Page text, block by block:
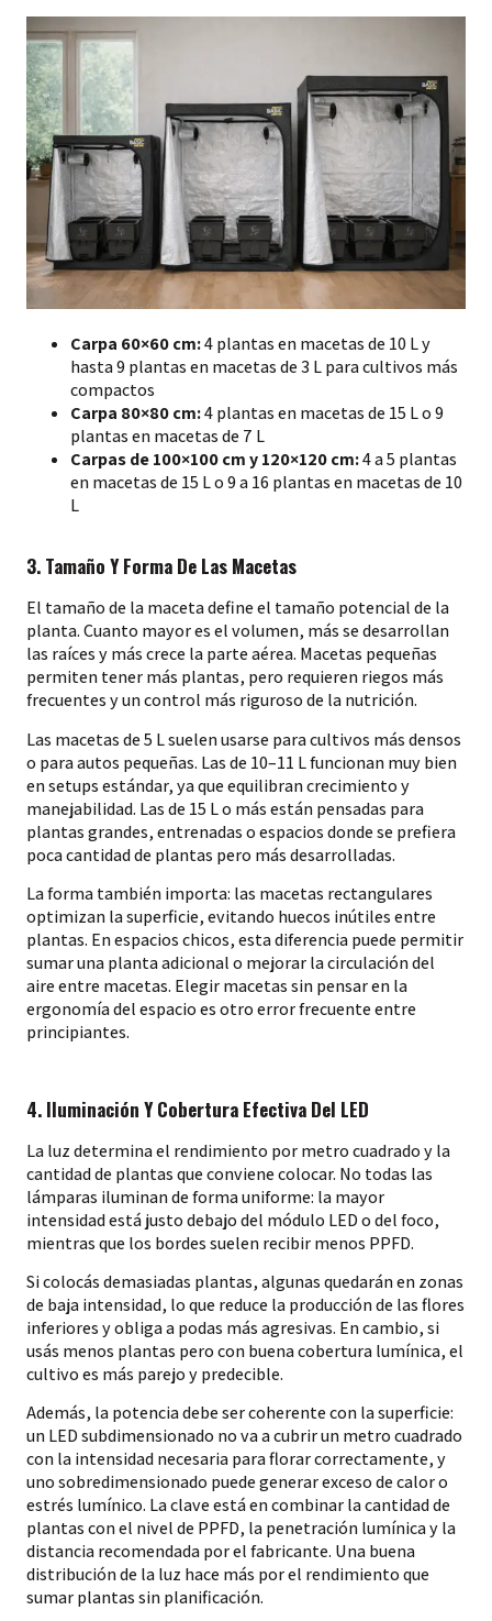
Carpa 60×60 cm:4 plantas en macetas de 10 L y
hasta 9 plantas en macetas de 3 L para cultivos más
compactos
Carpa 80×80 cm:4 plantas en macetas de 15 L o 9
plantas en macetas de 7 L
Carpas de 100×100 cm y 120×120 cm:4 a 5 plantas
en macetas de 15 L o 9 a 16 plantas en macetas de 10
L
3. Tamaño Y Forma De Las Macetas
El tamaño de la maceta define el tamaño potencial de la
planta. Cuanto mayor es el volumen, más se desarrollan
las raíces y más crece la parte aérea. Macetas pequeñas
permiten tener más plantas, pero requieren riegos más
frecuentes y un control más riguroso de la nutrición.
Las macetas de 5 L suelen usarse para cultivos más densos
o para autos pequeñas. Las de 10–11 L funcionan muy bien
en setups estándar, ya que equilibran crecimiento y
manejabilidad. Las de 15 L o más están pensadas para
plantas grandes, entrenadas o espacios donde se prefiera
poca cantidad de plantas pero más desarrolladas.
La forma también importa: las macetas rectangulares
optimizan la superficie, evitando huecos inútiles entre
plantas. En espacios chicos, esta diferencia puede permitir
sumar una planta adicional o mejorar la circulación del
aire entre macetas. Elegir macetas sin pensar en la
ergonomía del espacio es otro error frecuente entre
principiantes.
4. Iluminación Y Cobertura Efectiva Del LED
La luz determina el rendimiento por metro cuadrado y la
cantidad de plantas que conviene colocar. No todas las
lámparas iluminan de forma uniforme: la mayor
intensidad está justo debajo del módulo LED o del foco,
mientras que los bordes suelen recibir menos PPFD.
Si colocás demasiadas plantas, algunas quedarán en zonas
de baja intensidad, lo que reduce la producción de las flores
inferiores y obliga a podas más agresivas. En cambio, si
usás menos plantas pero con buena cobertura lumínica, el
cultivo es más parejo y predecible.
Además, la potencia debe ser coherente con la superficie:
un LED subdimensionado no va a cubrir un metro cuadrado
con la intensidad necesaria para florar correctamente, y
uno sobredimensionado puede generar exceso de calor o
estrés lumínico. La clave está en combinar la cantidad de
plantas con el nivel de PPFD, la penetración lumínica y la
distancia recomendada por el fabricante. Una buena
distribución de la luz hace más por el rendimiento que
sumar plantas sin planificación.